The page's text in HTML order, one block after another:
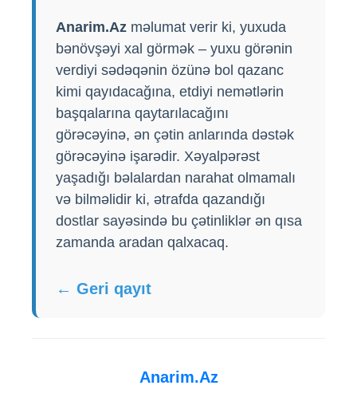
Anarim.Az məlumat verir ki, yuxuda
bənövşəyi xal görmək – yuxu görənin
verdiyi sədəqənin özünə bol qazanc
kimi qayıdacağına, etdiyi nemətlərin
başqalarına qaytarılacağını
görəcəyinə, ən çətin anlarında dəstək
görəcəyinə işarədir. Xəyalpərəst
yaşadığı bəlalardan narahat olmamalı
və bilməlidir ki, ətrafda qazandığı
dostlar sayəsində bu çətinliklər ən qısa
zamanda aradan qalxacaq.
← Geri qayıt
Anarim.Az